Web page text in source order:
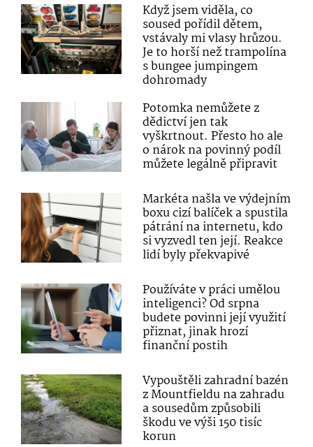
Když jsem viděla, co
soused pořídil dětem,
vstávaly mi vlasy hrůzou.
Je to horší než trampolína
s bungee jumpingem
dohromady
Potomka nemůžete z
dědictví jen tak
vyškrtnout. Přesto ho ale
o nárok na povinný podíl
můžete legálně připravit
Markéta našla ve výdejním
boxu cizí balíček a spustila
pátrání na internetu, kdo
si vyzvedl ten její. Reakce
lidí byly překvapivé
Používáte v práci umělou
inteligenci? Od srpna
budete povinni její využití
přiznat, jinak hrozí
finanční postih
Vypouštěli zahradní bazén
z Mountfieldu na zahradu
a sousedům způsobili
škodu ve výši 150 tisíc
korun